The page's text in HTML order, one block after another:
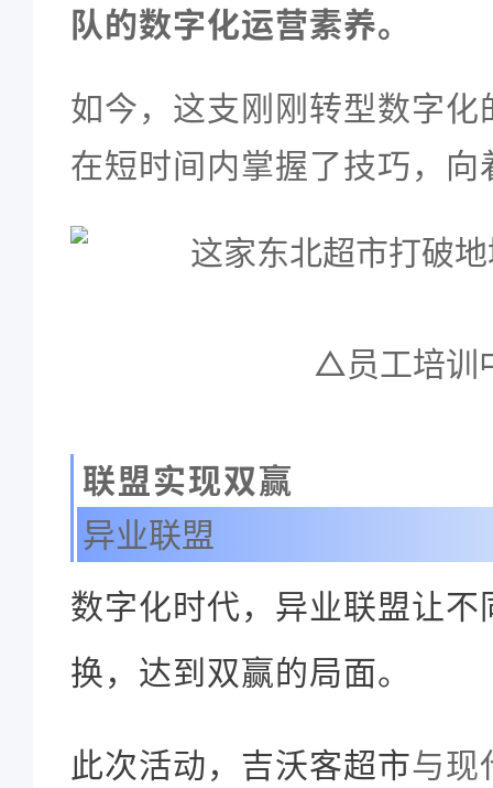
队的数字化运营素养。
如今，这支刚刚转型数字
在短时间内掌握了技巧，
△员工培训
联盟实现双赢
异业联盟
数字化时代，异业联盟让
换，达到双赢的局面。
此次活动，吉沃客超市与现